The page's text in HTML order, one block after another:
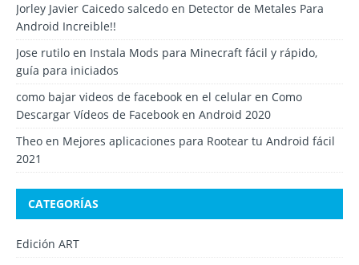
Jorley Javier Caicedo salcedo en Detector de Metales Para
Android Increible!!
Jose rutilo en Instala Mods para Minecraft fácil y rápido,
guía para iniciados
como bajar videos de facebook en el celular en Como
Descargar Vídeos de Facebook en Android 2020
Theo en Mejores aplicaciones para Rootear tu Android fácil
2021
CATEGORÍAS
Edición ART